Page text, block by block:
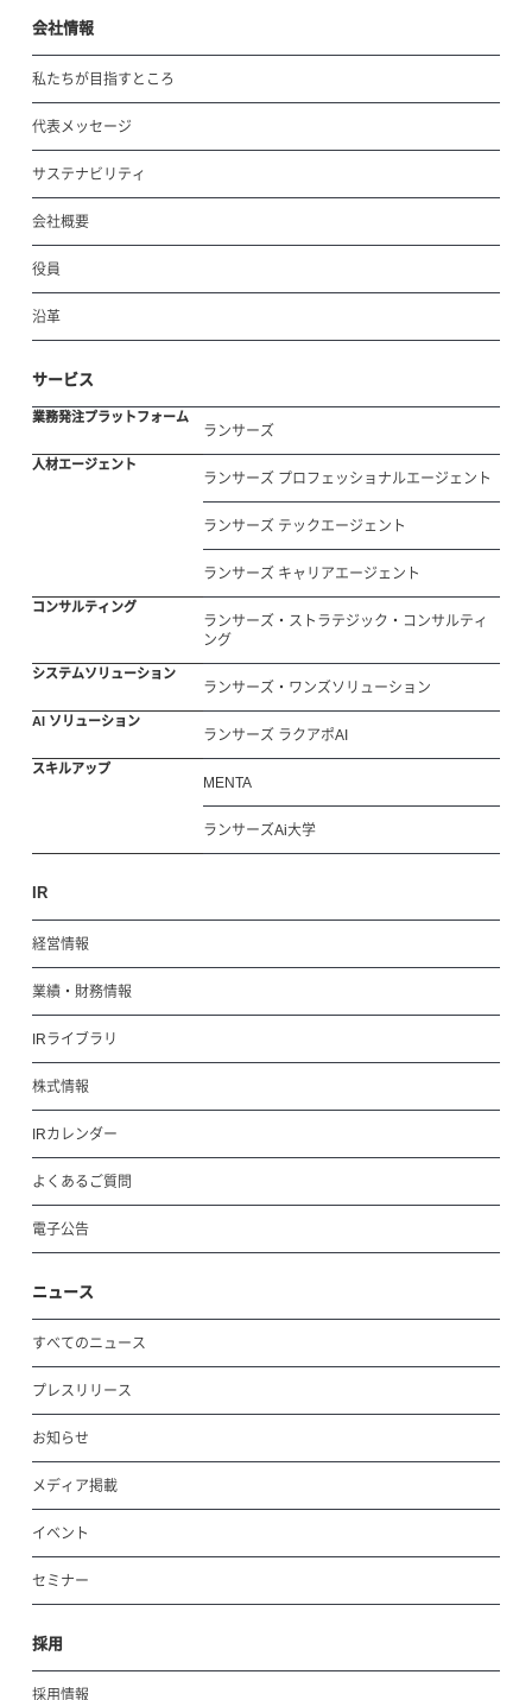
会社情報
私たちが目指すところ
代表メッセージ
サステナビリティ
会社概要
役員
沿革
サービス
業務発注プラットフォーム
ランサーズ
人材エージェント
ランサーズ プロフェッショナルエージェント
ランサーズ テックエージェント
ランサーズ キャリアエージェント
コンサルティング
ランサーズ・ストラテジック・コンサルティ
ング
システムソリューション
ランサーズ・ワンズソリューション
AI ソリューション
ランサーズ ラクアポAI
スキルアップ
MENTA
ランサーズAi大学
IR
経営情報
業績・財務情報
IRライブラリ
株式情報
IRカレンダー
よくあるご質問
電子公告
ニュース
すべてのニュース
プレスリリース
お知らせ
メディア掲載
イベント
セミナー
採用
採用情報